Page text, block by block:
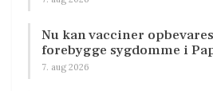
Nu kan vacciner
forebygge sygdomme i
7. aug 2026